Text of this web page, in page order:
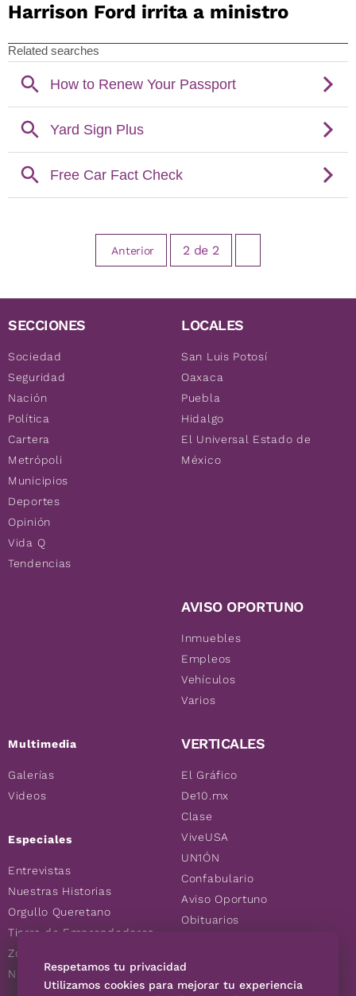
Harrison Ford irrita a ministro
Anterior 2de 2
SECCIONES
Sociedad
Seguridad
Nación
Política
Cartera
Metrópoli
Municipios
Deportes
Opinión
Vida Q
Tendencias
Multimedia
Galerías
Videos
Especiales
Entrevistas
Nuestras Historias
Orgullo Queretano
Tierra de Emprendedores
Zoociales
Nuevos Queretanos
LOCALES
San Luis Potosí
Oaxaca
Puebla
Hidalgo
El Universal Estado de
México
AVISO OPORTUNO
Inmuebles
Empleos
Vehículos
Varios
VERTICALES
El Gráfico
De10.mx
Clase
ViveUSA
UN1ÓN
Confabulario
Aviso Oportuno
Obituarios
Consultas
Respetamos tu privacidad
Utilizamos cookies para mejorar tu experiencia